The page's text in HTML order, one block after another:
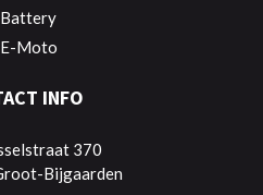
Battery
E-Moto
INFO
370
Bijgaarden